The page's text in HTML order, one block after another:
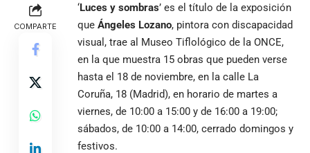
COMPARTE
‘Luces y sombras’ es el título de la exposición
que Ángeles Lozano, pintora con discapacidad
visual, trae al Museo Tiflológico de la ONCE,
en la que muestra 15 obras que pueden verse
hasta el 18 de noviembre, en la calle La
Coruña, 18 (Madrid), en horario de martes a
viernes, de 10:00 a 15:00 y de 16:00 a 19:00;
sábados, de 10:00 a 14:00, cerrado domingos y
festivos.